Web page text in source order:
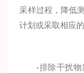
采样过程，降低
计划或采取相应
-排除干扰物质